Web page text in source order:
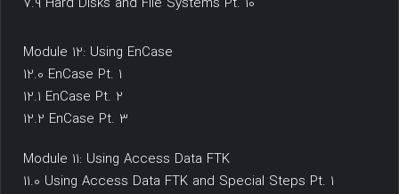
7.9 Hard Disks and File Systems Pt. 10
Module 12: Using EnCase
12.0 EnCase Pt. 1
12.1 EnCase Pt. 2
12.2 EnCase Pt. 3
Module 11: Using Access Data FTK
11.0 Using Access Data FTK and Special Steps Pt. 1